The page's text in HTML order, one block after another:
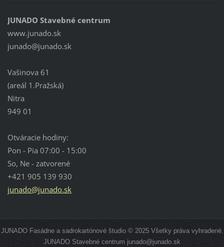
JUNADO Stavebné centrum
www.junado.sk
junado@junado.sk
Vašinova 61
(areál 1.Pražská)
Nitra
949 01
Otváracie hodiny:
Pon - Pia 07:00 - 15:00
So, Ne - zatvorené
+421 905 139 930
junado@junado.sk
JUNADO Fasádne a sadrokartónové študio © 2025 Všetky práva vyhradené.
JUNADO Stavebné centrum junado@junado.sk